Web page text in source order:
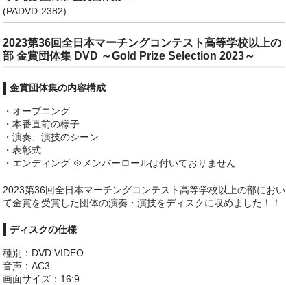
(PADVD-2382)
2023第36回全日本マーチングコンテスト高等学校以上の
部 金賞団体集 DVD ～Gold Prize Selection 2023～
金賞団体集の内容構成
・オープニング
・本番直前の様子
・演奏、演技のシーン
・表彰式
・エンディング ※メンバーロールは付いておりません
2023第36回全日本マーチングコンテスト高等学校以上の部におい
て金賞を受賞した団体の演奏・演技をディスクに収めました！！
ディスクの仕様
種別：DVD VIDEO
音声：AC3
画面サイズ：16:9